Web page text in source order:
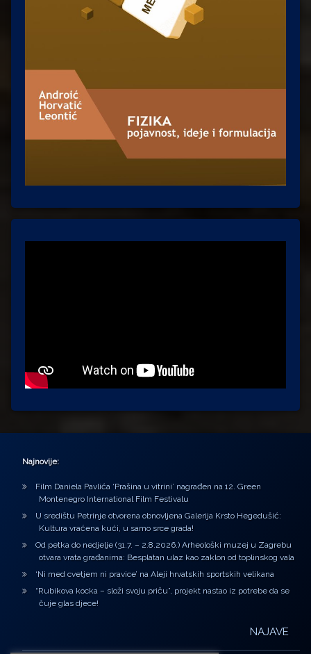
Najnovije:
Film Daniela Pavlića ‘Prašina u vitrini’ nagrađen na 12. Green
Montenegro International Film Festivalu
U središtu Petrinje otvorena obnovljena Galerija Krsto Hegedušić:
Kultura vraćena kući, u samo srce grada!
Od petka do nedjelje (31.7. – 2.8.2026.) Arheološki muzej u Zagrebu
otvara vrata građanima: Besplatan ulaz kao zaklon od toplinskog vala
‘Ni med cvetjem ni pravice’ na Aleji hrvatskih sportskih velikana
“Rubikova kocka – složi svoju priču”, projekt nastao iz potrebe da se
čuje glas djece!
NAJAVE